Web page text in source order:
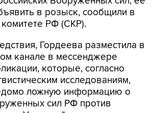
в розыск, сообщили в
РФ (СКР).
Гордеева разместила в
канале в мессенджере
которые, согласно
исследованиям,
ложную информацию о
сил РФ против